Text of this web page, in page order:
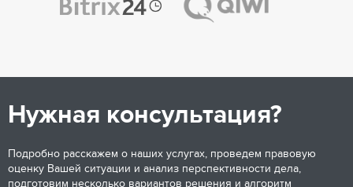
Нужная консультация?
Подробно расскажем о наших услугах, проведем правовую
оценку Вашей ситуации и анализ перспективности дела,
подготовим несколько вариантов решения и алгоритм